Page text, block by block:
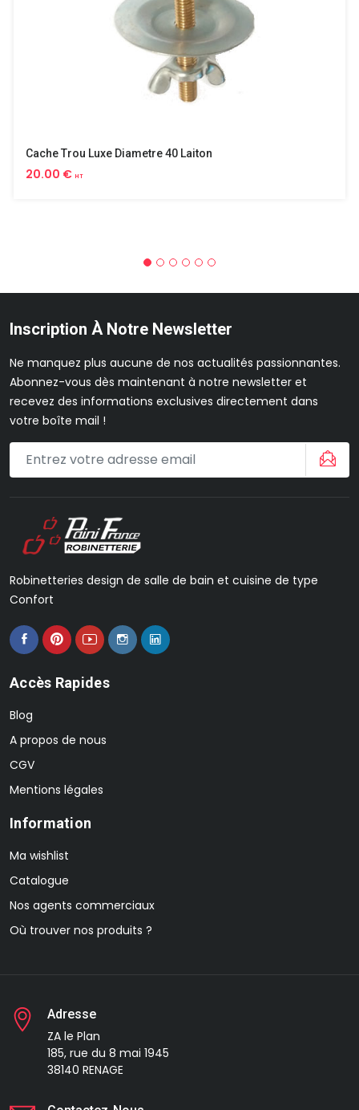
Cache Trou Luxe Diametre 40 Laiton
20.00 € HT
Inscription À Notre Newsletter
Ne manquez plus aucune de nos actualités passionnantes.
Abonnez-vous dès maintenant à notre newsletter et
recevez des informations exclusives directement dans
votre boîte mail !
Robinetteries design de salle de bain et cuisine de type
Confort
Accès Rapides
Blog
A propos de nous
CGV
Mentions légales
Information
Ma wishlist
Catalogue
Nos agents commerciaux
Où trouver nos produits ?
Adresse
ZA le Plan
185, rue du 8 mai 1945
38140 RENAGE